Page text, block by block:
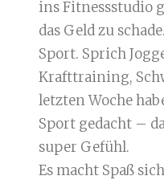
ins Fitnessstudio
das Geld zu
Sport. Sprich
Krafttraining,
letzten Woche
Sport gedacht –
super Gefühl.
Es macht Spaß